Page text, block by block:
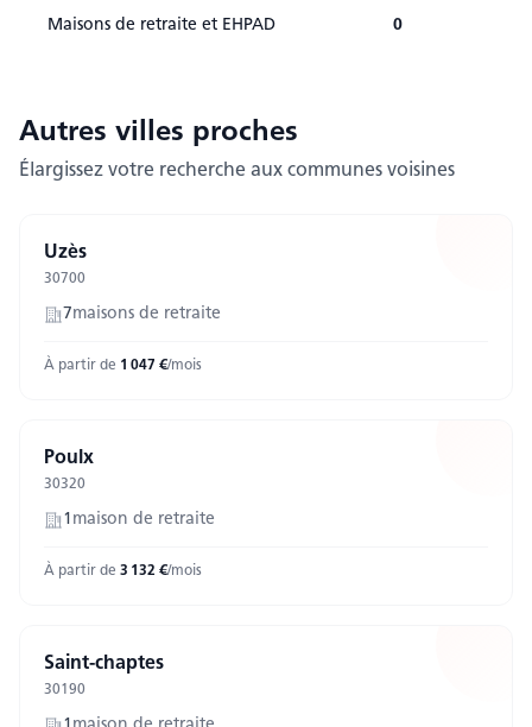
Maisons de retraite et EHPAD 0
Autres villes proches
Élargissez votre recherche aux communes voisines
Uzès
30700
7maisons de retraite
À partir de 1 047 €/mois
Poulx
30320
1 maison de retraite
À partir de 3 132 €/mois
Saint-chaptes
30190